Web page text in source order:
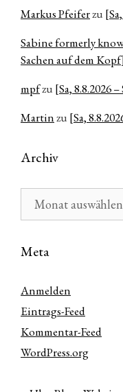
Markus Pfeiferzu
Sabine formerly
Sachen auf dem
mpfzu [Sa, 8.8.2026
Martinzu [Sa,
Archiv
Meta
Anmelden
Eintrags-Feed
Kommentar-Feed
WordPress.org